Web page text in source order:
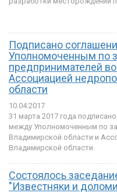
Подписано
Уполномоченным по
предпринимателей
Ассоциацией
области
10.04.2017
31 марта 2017 года
между Уполномоченным по
Владимирской области и
Владимирской области.
Cостоялось
"Известняки и